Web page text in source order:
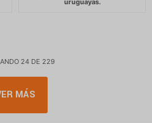
24DE 229
MÁS